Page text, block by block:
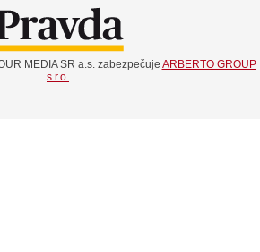
MEDIA SR a.s. zabezpečuje ARBERTO GROUP
s.r.o.